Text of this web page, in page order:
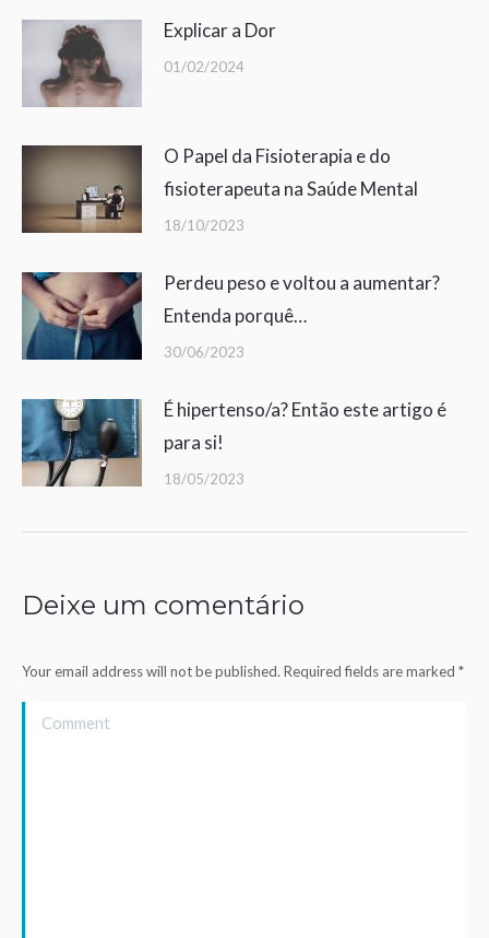
Explicar a Dor
01/02/2024
O Papel da Fisioterapia e do
fisioterapeuta na Saúde Mental
18/10/2023
Perdeu peso e voltou a aumentar?
Entenda porquê…
30/06/2023
É hipertenso/a? Então este artigo é
para si!
18/05/2023
Deixe um comentário
Your email address will not be published. Required fields are marked *
Comment